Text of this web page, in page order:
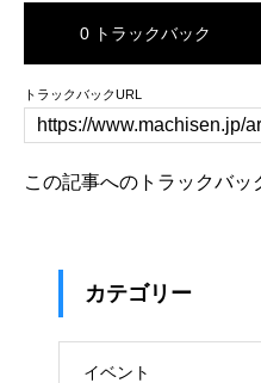
0 トラックバック
トラックバックURL
この記事へのトラックバッ
カテゴリー
イベント